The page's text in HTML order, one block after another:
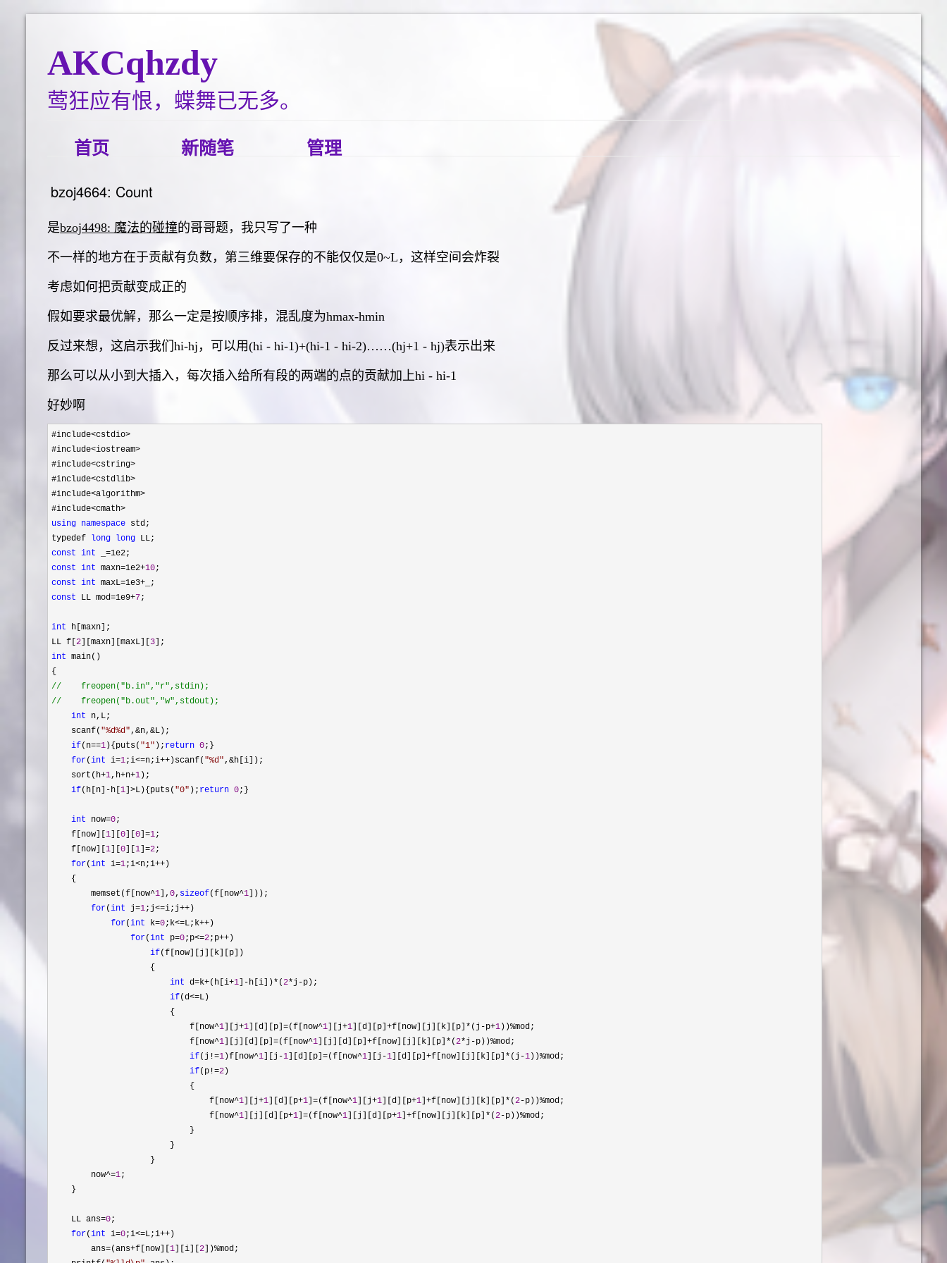
AKCqhzdy
莺狂应有恨，蝶舞已无多。
首页 新随笔 管理
bzoj4664: Count
是bzoj4498: 魔法的碰撞的哥哥题，我只写了一种
不一样的地方在于贡献有负数，第三维要保存的不能仅仅是0~L，这样空间会炸裂
考虑如何把贡献变成正的
假如要求最优解，那么一定是按顺序排，混乱度为hmax-hmin
反过来想，这启示我们hi-hj，可以用(hi - hi-1)+(hi-1 - hi-2)……(hj+1 - hj)表示出来
那么可以从小到大插入，每次插入给所有段的两端的点的贡献加上hi - hi-1
好妙啊
#include<cstdio>
#include<iostream>
#include<cstring>
#include<cstdlib>
#include<algorithm>
#include
using namespace std;
typedef
long long
const int _=
const int maxn=1e2+10
const int maxL=1e3+
const LL mod=1e9+7;
int h[maxn];
LL f[2 ][maxn][maxL][ 3
int main()
//
//
    freopen("b.out","w",stdout);
int n,L;
    scanf(
"%d%d",&n,&L);
if(n==1 ){puts( "1" ); return 0;}
for(int i=1;i<=n;i++)scanf( "%d",&h[i]);
    sort(h
+1,h+n+1 );
if(h[n]-h[1 ]>L){puts( "0" ); return 0;}
int now=0;
    f[now][
1 ][0 ][0 ]=1;
    f[now][
1 ][0 ][1 ]=2;
for(int i=1;i<n;i++ )
    {
        memset(f[now
^1 ],0, sizeof(f[now^1 ]));
for(int j=1;j<=i;j++ )
for(int k=0;k<=L;k++ )
for(int p=0;p<=2;p++ )
if(f[now][j][k][p])
                    {
int d=k+(h[i+1 ]-h[i])*(2*j-p);
if(d<=L)
                        {
                            f[now
^1 ][j+1 ][d][p]=(f[now^1 ][j+1 ][d][p]+f[now][j][k][p]*(j-p+1 ))%mod;
                            f[now
^1 ][j][d][p]=(f[now^1 ][j][d][p]+f[now][j][k][p]*(2*j-p))%mod;
if(j!=1 )f[now^1 ][j-1 ][d][p]=(f[now^1 ][j-1 ][d][p]+f[now][j][k][p]*(j-1 ))%mod;
if(p!=2 )
                            {
                                f[now
^1 ][j+1 ][d][p+1 ]=(f[now^1 ][j+1 ][d][p+1 ]+f[now][j][k][p]*(2-p))%mod;
                                f[now
^1 ][j][d][p+1 ]=(f[now^1 ][j][d][p+1 ]+f[now][j][k][p]*(2-p))%mod;
                            }
                        }
                    }
        now
^=1;
    }
    LL ans
=0;
for(int i=0;i<=L;i++ )
        ans
=(ans+f[now][1 ][i][2 ])%mod;